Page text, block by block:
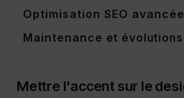
Optimisation SEO avancée
Maintenance et
Mettre l'accent sur le